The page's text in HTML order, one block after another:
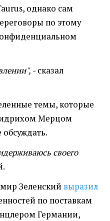
однако сам
по этому
- сказал
темы, которые
Мерцом
своего
Зеленский выразил
по поставкам
Германии,